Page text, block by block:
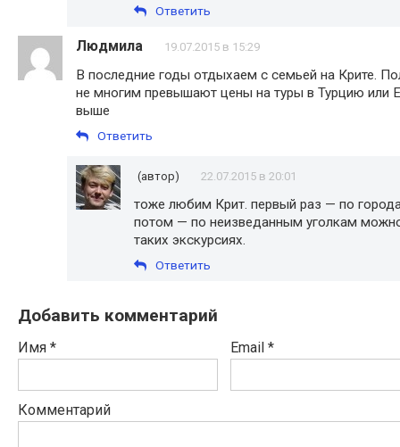
Ответить
Людмила 19.07.2015 в 15:29
В последние годы отдыхаем с семьей на Крите.
не многим превышают цены на туры в Турцию или
выше
Ответить
(автор) 22.07.2015 в 20:01
тоже любим Крит. первый раз — по
потом — по неизведанным уголкам
таких экскурсиях.
Ответить
Добавить комментарий
Имя * Email *
Комментарий